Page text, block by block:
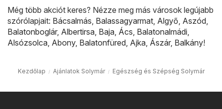
Még több akciót keres? Nézze meg más városok legújabb
szórólapjait: Bácsalmás, Balassagyarmat, Algyő, Aszód,
Balatonboglár, Albertirsa, Baja, Ács, Balatonalmádi,
Alsózsolca, Abony, Balatonfüred, Ajka, Ászár, Balkány!
Kezdőlap Ajánlatok Solymár Egészség és Szépség Solymár